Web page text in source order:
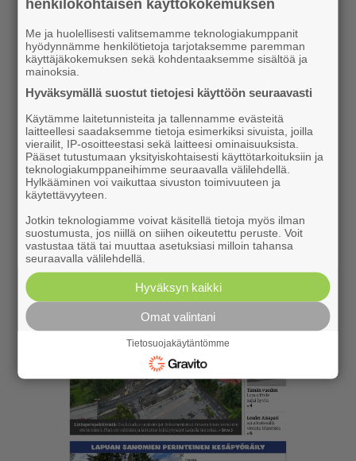
henkilökohtaisen käyttökokemuksen
Me ja huolellisesti valitsemamme teknologiakumppanit
hyödynnämme henkilötietoja tarjotaksemme paremman
käyttäjäkokemuksen sekä kohdentaaksemme sisältöä ja
mainoksia.
Hyväksymällä suostut tietojesi käyttöön seuraavasti
Käytämme laitetunnisteita ja tallennamme evästeitä
laitteellesi saadaksemme tietoja esimerkiksi sivuista, joilla
vierailit, IP-osoitteestasi sekä laitteesi ominaisuuksista.
Pääset tutustumaan yksityiskohtaisesti käyttötarkoituksiin ja
teknologiakumppaneihimme seuraavalla välilehdellä.
Hylkääminen voi vaikuttaa sivuston toimivuuteen ja
käytettävyyteen.
Jotkin teknologiamme voivat käsitellä tietoja myös ilman
suostumusta, jos niillä on siihen oikeutettu peruste. Voit
vastustaa tätä tai muuttaa asetuksiasi milloin tahansa
seuraavalla välilehdellä.
Hyväksyn kaikki
Omat valintani
Tietosuojakäytäntömme